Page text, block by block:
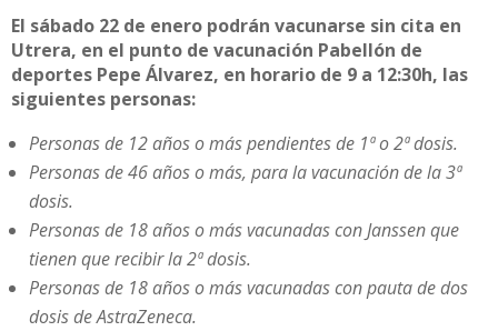
El sábado 22 de enero podrán vacunarse sin cita en
Utrera, en el punto de vacunación Pabellón de
deportes Pepe Álvarez, en horario de 9 a 12:30h, las
siguientes personas:
Personas de 12 años o más pendientes de 1ª o 2ª dosis.
Personas de 46 años o más, para la vacunación de la 3ª
dosis.
Personas de 18 años o más vacunadas con Janssen que
tienen que recibir la 2ª dosis.
Personas de 18 años o más vacunadas con pauta de dos
dosis de AstraZeneca.